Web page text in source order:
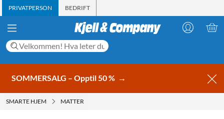
PRIVATPERSON BEDRIFT
SOMMERSALG – Opptil 50 % →
SMARTE HJEM MATTER